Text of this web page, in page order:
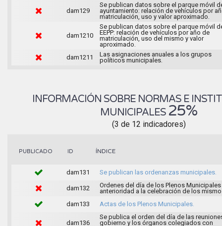
dam129
Se publican datos sobre el parque móvil
ayuntamiento: relación de vehículos por
matriculación, uso y valor aproximado.
dam1210
Se publican datos sobre el parque móvil
EEPP: relación de vehículos por año de
matriculación, uso del mismo y valor
aproximado.
dam1211
Las asignaciones anuales a los grupos
políticos municipales.
INFORMACIÓN SOBRE NORMAS E
MUNICIPALES 25%
(3 de 12 indicadores)
PUBLICADO ID ÍNDICE
dam131 Se publican las ordenanzas municipales.
dam132
Ordenes del día de los Plenos
anterioridad a la celebración de los
dam133
Actas de los Plenos Municipales.
dam136
Se publica el orden del día de las
gobierno y los órganos colegiados con